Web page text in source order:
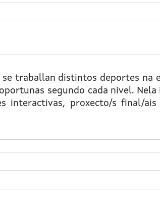
traballan distintos deportes na
segundo cada nivel.
interactivas, proxecto/s final/